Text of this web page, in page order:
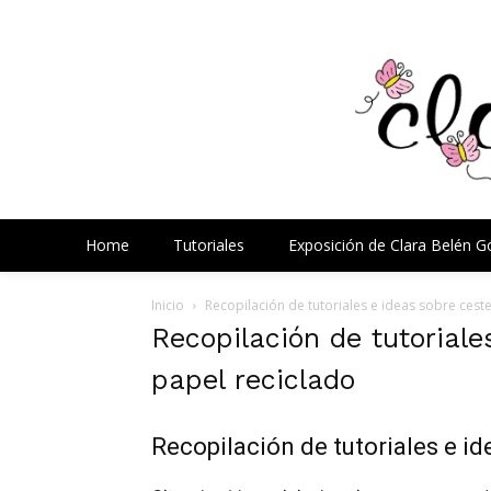
Home Tutoriales Exposición de Clara Belén
Inicio Recopilación de tutoriales e ideas sobre
Recopilación de
papel reciclado
Recopilación de tutoriales e